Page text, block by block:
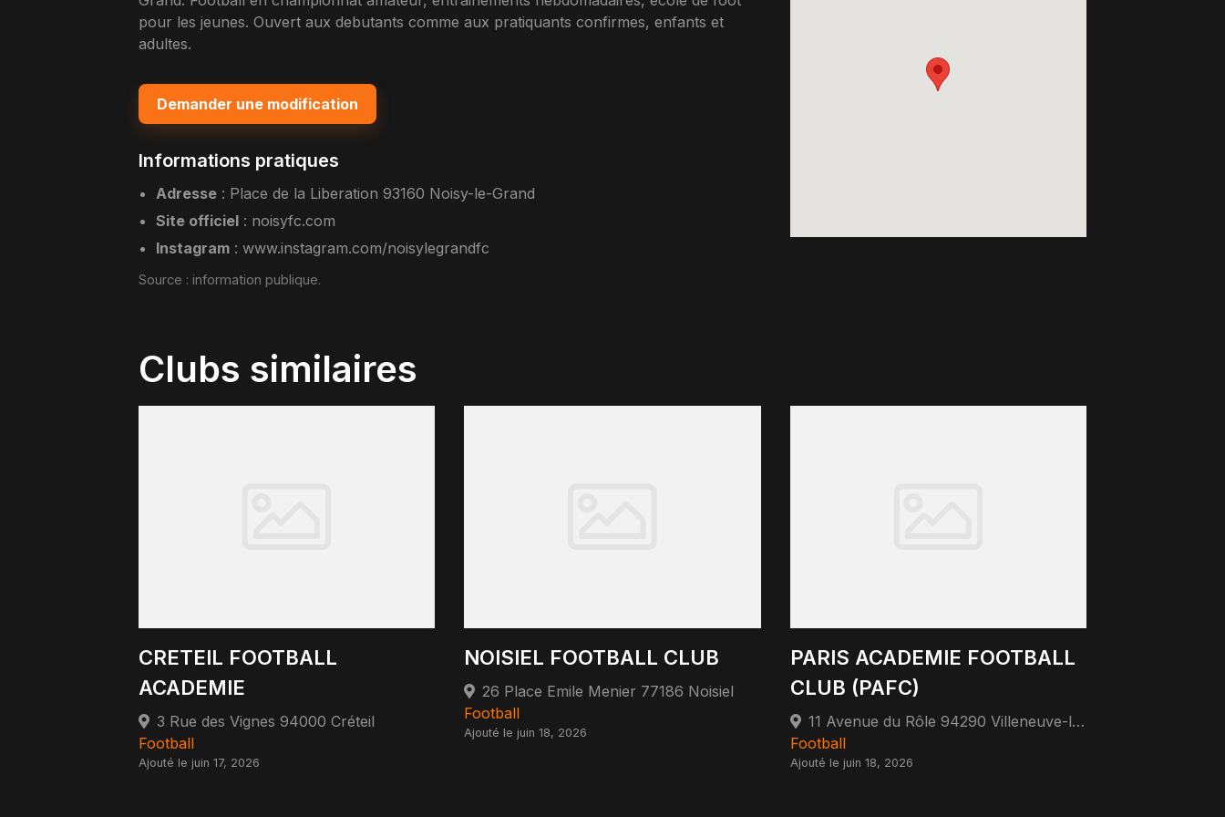
pour les jeunes. Ouvert aux debutants comme aux pratiquants confirmes, enfants et
adultes.
Demander une modification
Informations pratiques
Adresse : Place de la Liberation 93160 Noisy-le-Grand
Site officiel : noisyfc.com
Instagram :www.instagram.com/noisylegrandfc
Source : information publique.
Clubs similaires
CRETEIL FOOTBALL
ACADEMIE
3 Rue des Vignes 94000 Créteil
Football
Ajouté le juin 17, 2026
NOISIEL FOOTBALL CLUB
26 Place Emile Menier 77186 Noisiel
Football
Ajouté le juin 18, 2026
PARIS ACADEMIE FOOTBALL
CLUB (PAFC)
11 Avenue du Rôle 94290 Villeneuve-le-Roi
Football
Ajouté le juin 18, 2026